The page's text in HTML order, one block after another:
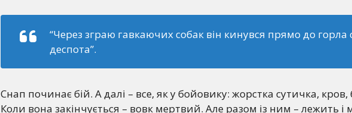
“Через зграю гавкаючих собак він кинувся прямо до горла
деспота”.
Снап починає бій. А далі – все, як у бойовику: жорстка сутичка,
Коли вона закінчується – вовк мертвий. Але разом із ним – лежить